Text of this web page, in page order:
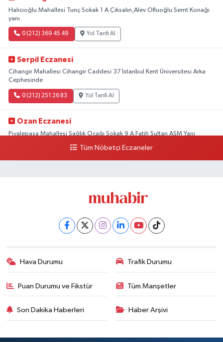
Halıcıoğlu Mahallesi Tunç Sokak 1 A Çıksalın,Alev Ofluoğlu Semt Konağı
yanı
0 (212) 369 45 49 Yol Tarifi Al
Serpil Eczanesi
Cihangir Mahallesi Cihangir Caddesi 37 İstanbul Kent Üniversitesi Arka
Cephesinde
0 (212) 251 26 83 Yol Tarifi Al
Ozan Eczanesi
Piyalepaşa Mahallesi Sağlık Ocağı Sokak 9 A Fatih Sultan ASM Yanı
Yol Tarifi Al
Tüm Nöbetçi Eczaneler
Hava Durumu Trafik Durumu
Puan Durumu ve Fikstür Tüm Manşetler
Son Dakika Haberleri Haber Arşivi